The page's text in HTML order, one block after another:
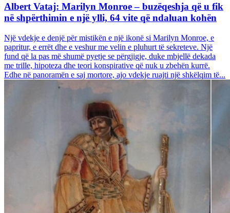
Albert Vataj: Marilyn Monroe – buzëqeshja që u fik
në shpërthimin e një ylli, 64 vite që ndaluan kohën
Një vdekje e denjë për mistikën e një ikonë si Marilyn Monroe, e
papritur, e errët dhe e veshur me velin e pluhurt të sekreteve. Një
fund që la pas më shumë pyetje se përgjigje, duke mbjellë dekada
me trille, hipoteza dhe teori konspirative që nuk u zbehën kurrë.
Edhe në panoramën e saj mortore, ajo vdekje ruajti një shkëlqim të...